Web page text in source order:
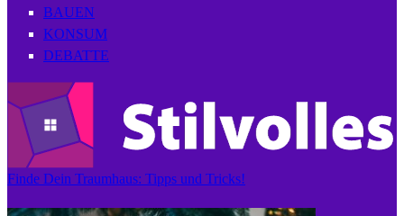
BAUEN
KONSUM
DEBATTE
Finde Dein Traumhaus: Tipps und Tricks!